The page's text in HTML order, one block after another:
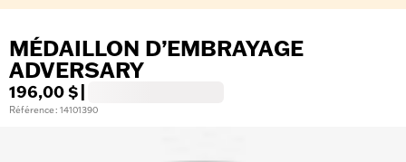
MÉDAILLON D’EMBRAYAGE
ADVERSARY
196,00 $
Référence : 14101390